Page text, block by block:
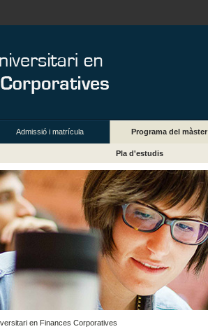
Admissió i matrícula Programa del màster
Pla d'estudis
en Finances Corporatives